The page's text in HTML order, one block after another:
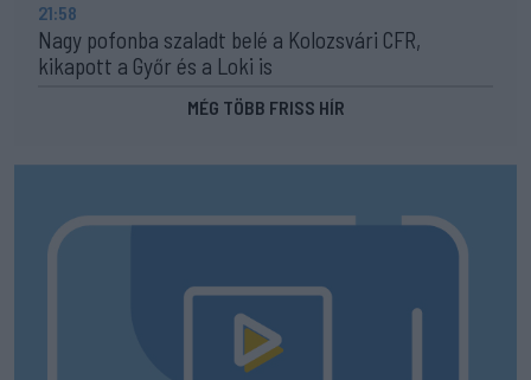
21:58
Nagy pofonba szaladt belé a Kolozsvári CFR,
kikapott a Győr és a Loki is
MÉG TÖBB FRISS HÍR